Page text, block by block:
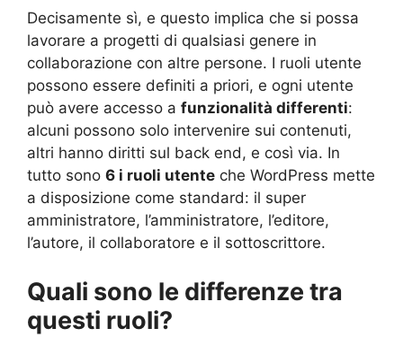
Decisamente sì, e questo implica che si possa
lavorare a progetti di qualsiasi genere in
collaborazione con altre persone. I ruoli utente
possono essere definiti a priori, e ogni utente
può avere accesso a funzionalità differenti:
alcuni possono solo intervenire sui contenuti,
altri hanno diritti sul back end, e così via. In
tutto sono 6 i ruoli utente che WordPress mette
a disposizione come standard: il super
amministratore, l’amministratore, l’editore,
l’autore, il collaboratore e il sottoscrittore.
Quali sono le differenze tra
questi ruoli?